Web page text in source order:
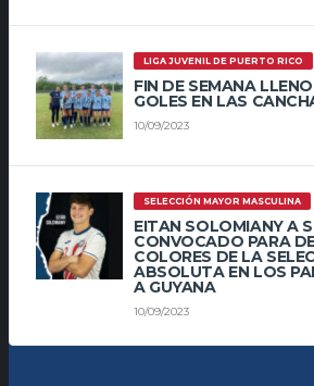
LIGA JUVENIL DE PUERTO RICO
FIN DE SEMANA
GOLES EN LAS
10/09/2023
SELECCIÓN MAYOR MASCULINA
EITAN SOLOMIANY A
CONVOCADO PARA
COLORES DE LA
ABSOLUTA EN LOS
A GUYANA
10/09/2023